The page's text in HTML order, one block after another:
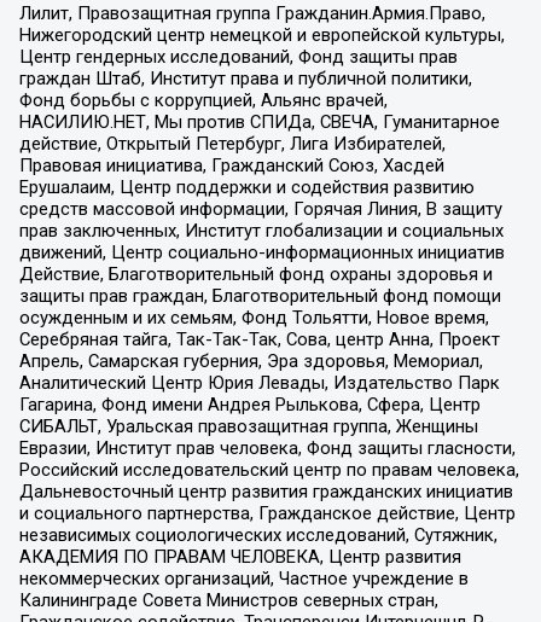
Лилит, Правозащитная группа Гражданин.Армия.Право,
Нижегородский центр немецкой и европейской культуры,
Центр гендерных исследований, Фонд защиты прав
граждан Штаб, Институт права и публичной политики,
Фонд борьбы с коррупцией, Альянс врачей,
НАСИЛИЮ.НЕТ, Мы против СПИДа, СВЕЧА, Гуманитарное
действие, Открытый Петербург, Лига Избирателей,
Правовая инициатива, Гражданский Союз, Хасдей
Ерушалаим, Центр поддержки и содействия развитию
средств массовой информации, Горячая Линия, В защиту
прав заключенных, Институт глобализации и социальных
движений, Центр социально-информационных инициатив
Действие, Благотворительный фонд охраны здоровья и
защиты прав граждан, Благотворительный фонд помощи
осужденным и их семьям, Фонд Тольятти, Новое время,
Серебряная тайга, Так-Так-Так, Сова, центр Анна, Проект
Апрель, Самарская губерния, Эра здоровья, Мемориал,
Аналитический Центр Юрия Левады, Издательство Парк
Гагарина, Фонд имени Андрея Рылькова, Сфера, Центр
СИБАЛЬТ, Уральская правозащитная группа, Женщины
Евразии, Институт прав человека, Фонд защиты гласности,
Российский исследовательский центр по правам человека,
Дальневосточный центр развития гражданских инициатив
и социального партнерства, Гражданское действие, Центр
независимых социологических исследований, Сутяжник,
АКАДЕМИЯ ПО ПРАВАМ ЧЕЛОВЕКА, Центр развития
некоммерческих организаций, Частное учреждение в
Калининграде Совета Министров северных стран,